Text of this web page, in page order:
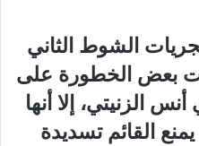
الشوط الثاني
بعض الخطورة على
الزنيتي، إلا أنها
القائم تسديدة